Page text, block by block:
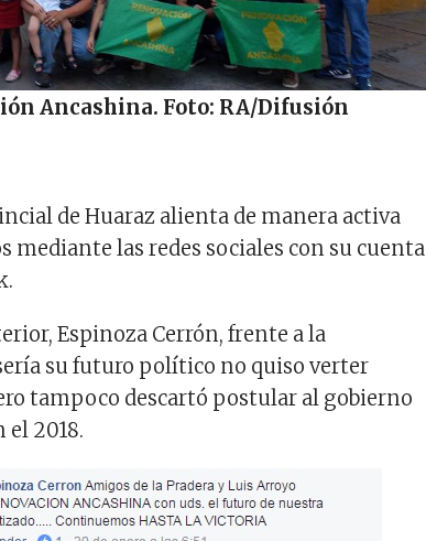
Ancashina. Foto: RA/Difusión
de Huaraz alienta de manera activa
mediante las redes sociales con su cuenta
Espinoza Cerrón, frente a la
su futuro político no quiso verter
tampoco descartó postular al gobierno
el 2018.